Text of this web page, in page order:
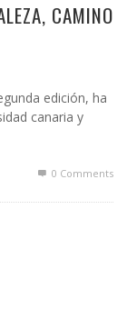
CAMINO
edición, ha
canaria y
0 Comments